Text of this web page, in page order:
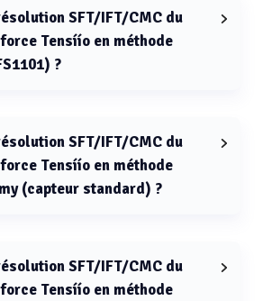
SFT/IFT/CMC du
Tensíío en méthode
?
SFT/IFT/CMC du
Tensíío en méthode
(capteur standard) ?
mN/m.
SFT/IFT/CMC du
Tensíío en méthode